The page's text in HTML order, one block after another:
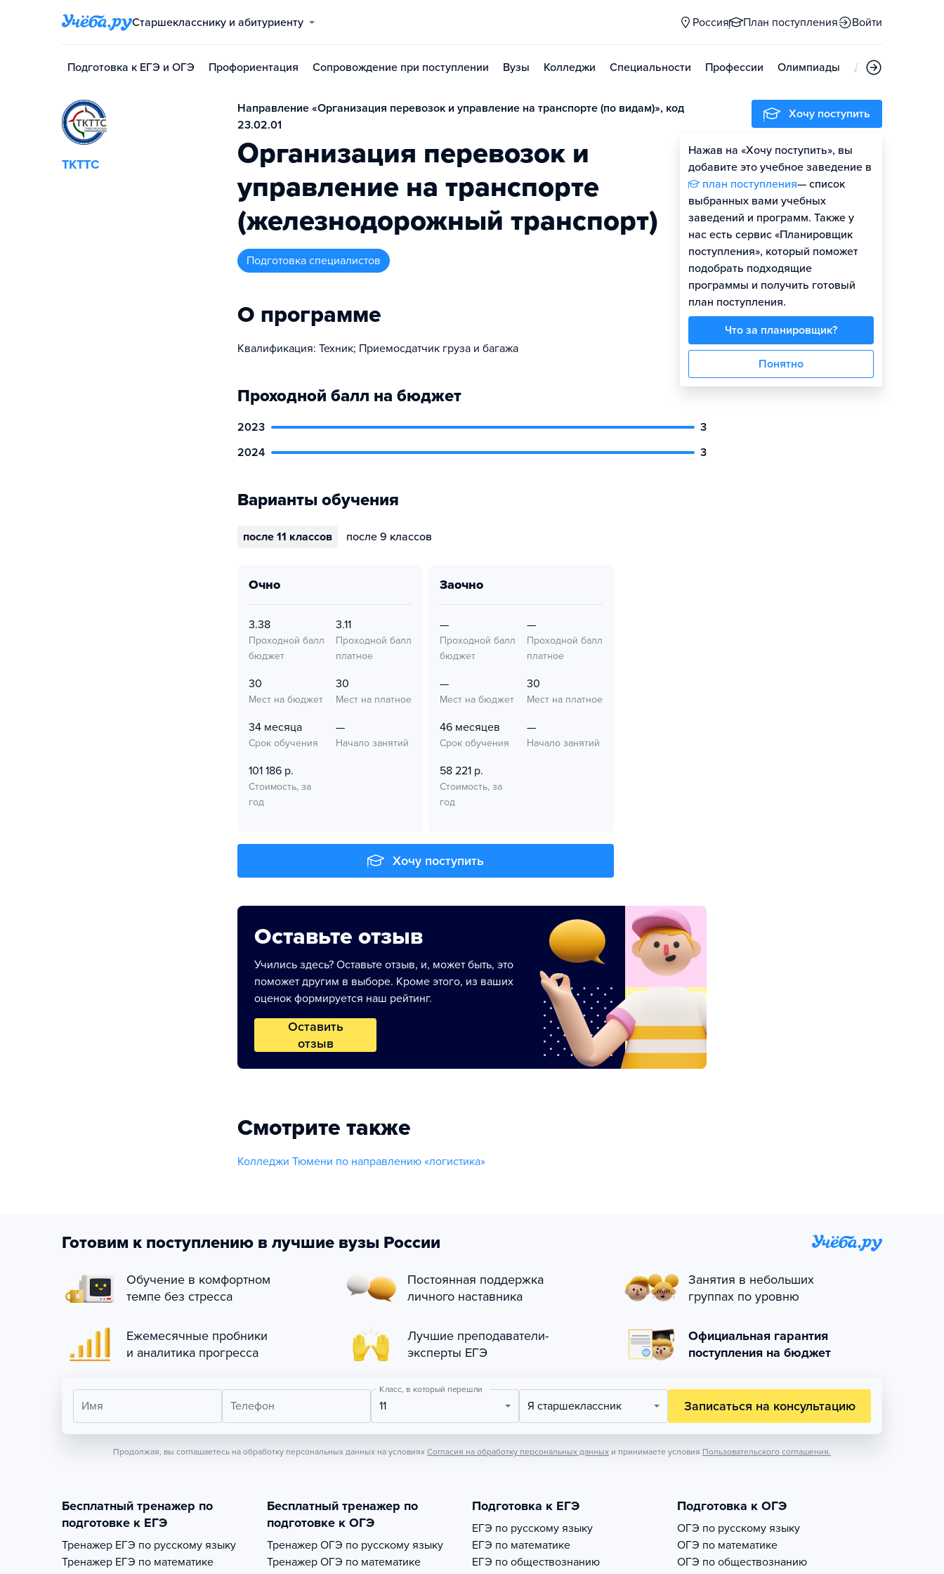
Старшекласснику и абитуриенту Россия План поступления Войти
Подготовка к ЕГЭ и ОГЭ Профориентация Сопровождение при поступлении Вузы Колледжи Специальности Профессии Олимпиады Дни открытых
ТКТТС
Направление «Организация перевозок и управление на транспорте (по видам)», код
23.02.01
Организация перевозок и
управление на транспорте
(железнодорожный транспорт)
подготовка специалистов
О программе
Квалификация: Техник; Приемосдатчик груза и багажа
Проходной балл на бюджет
2023
3
2024
3
Варианты обучения
после 11 классов после 9 классов
очно
3.38
Проходной балл
бюджет
3.11
Проходной балл
платное
30
Мест на бюджет
30
Мест на платное
34 месяца
Срок обучения
—
Начало занятий
101 186 р.
Стоимость, за
год
заочно
—
Проходной балл
бюджет
—
Проходной балл
платное
—
Мест на бюджет
30
Мест на платное
46 месяцев
Срок обучения
—
Начало занятий
58 221 р.
Стоимость, за
год
Хочу поступить
Оставьте отзыв
Учились здесь? Оставьте отзыв, и, может быть, это
поможет другим в выборе. Кроме этого, из ваших
оценок формируется наш рейтинг.
Оставить
отзыв
Смотрите также
Колледжи Тюмени по направлению «логистика»
Хочу поступить
Нажав на «Хочу поступить», вы
добавите это учебное заведение в
план поступления— список
выбранных вами учебных
заведений и программ. Также у
нас есть сервис «Планировщик
поступления», который поможет
подобрать подходящие
программы и получить готовый
план поступления.
Что за планировщик?
Понятно
Готовим к поступлению в лучшие вузы России
Обучение в комфортном
темпе без стресса
Постоянная поддержка
личного наставника
Занятия в небольших
группах по уровню
Ежемесячные пробники
и аналитика прогресса
Лучшие преподаватели-
эксперты ЕГЭ
Официальная гарантия
поступления на бюджет
Имя Телефон
Класс, в который перешли
11 Я старшеклассник Записаться на консультацию
Продолжая, вы соглашаетесь на обработку персональных данных на условиях Согласия на обработку персональных данных и принимаете условия Пользовательского соглашения.
Бесплатный тренажер по
подготовке к ЕГЭ
Тренажер ЕГЭ по русскому языку
Тренажер ЕГЭ по математике
Бесплатный тренажер по
подготовке к ОГЭ
Тренажер ОГЭ по русскому языку
Тренажер ОГЭ по математике
Подготовка к ЕГЭ
ЕГЭ по русскому языку
ЕГЭ по математике
ЕГЭ по обществознанию
Подготовка к ОГЭ
ОГЭ по русскому языку
ОГЭ по математике
ОГЭ по обществознанию